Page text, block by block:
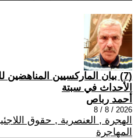
(7) بيان الماركسيين المناهضين
الأحداث في سبتة
أحمد رباص
2026 / 8 / 8
الهجرة , العنصرية , حقوق
المهاجرة